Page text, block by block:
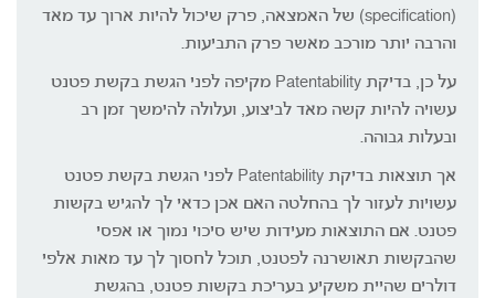
(specification) של האמצאה, פרק שיכול להיות ארוך עד מאד
והרבה יותר מורכב מאשר פרק התביעות.
על כן, בדיקת Patentability מקיפה לפני הגשת בקשת פטנט
עשויה להיות קשה מאד לביצוע, ועלולה להימשך זמן רב
ובעלות גבוהה.
אך תוצאות בדיקת Patentability לפני הגשת בקשת פטנט
עשויות לעזור לך בהחלטה האם אכן כדאי לך להגיש בקשות
פטנט. אם התוצאות מעידות שיש סיכוי נמוך או אפסי
שהבקשות תאושרנה לפטנט, תוכל לחסוך לך עד מאות אלפי
דולרים שהיית משקיע בעריכת בקשות פטנט, בהגשת